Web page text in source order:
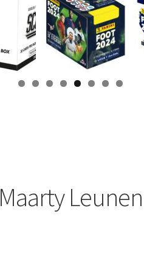
Maarty Leunen